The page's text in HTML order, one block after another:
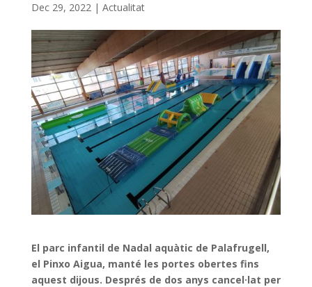
Dec 29, 2022| Actualitat
El parc infantil de Nadal aquàtic de Palafrugell,
el Pinxo Aigua, manté les portes obertes fins
aquest dijous. Després de dos anys cancel·lat per